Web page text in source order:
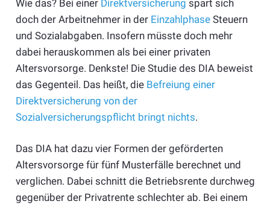
Wie das? Bei einer Direktversicherung spart sich
doch der Arbeitnehmer in der EinzahlphaseSteuern
und Sozialabgaben. Insofern müsste doch mehr
dabei herauskommen als bei einer privaten
Altersvorsorge. Denkste! Die Studie des DIA beweist
das Gegenteil. Das heißt, die Befreiung einer
Direktversicherung von der
Sozialversicherungspflicht bringt nichts.
Das DIA hat dazu vier Formen der geförderten
Altersvorsorge für fünf Musterfälle berechnet und
verglichen. Dabei schnitt die Betriebsrente durchweg
gegenüber der Privatrente schlechter ab. Bei einem